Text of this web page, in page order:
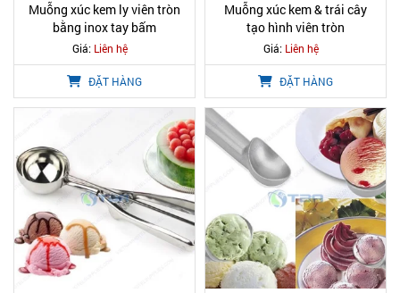
Muỗng xúc kem ly viên tròn
bằng inox tay bấm
Giá: Liên hệ
ĐẶT HÀNG
Muỗng xúc kem & trái cây
tạo hình viên tròn
Giá: Liên hệ
ĐẶT HÀNG